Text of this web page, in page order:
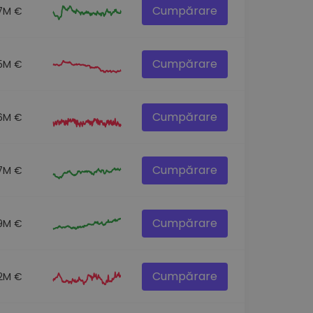
€ Cumpărare
€ Cumpărare
€ Cumpărare
€ Cumpărare
€ Cumpărare
€ Cumpărare